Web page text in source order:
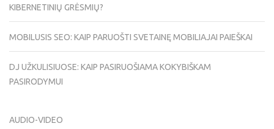
KIBERNETINIŲ GRĖSMIŲ?
MOBILUSIS SEO: KAIP PARUOŠTI SVETAINĘ MOBILIAJAI PAIEŠKAI
DJ UŽKULISIUOSE: KAIP PASIRUOŠIAMA KOKYBIŠKAM
PASIRODYMUI
AUDIO-VIDEO